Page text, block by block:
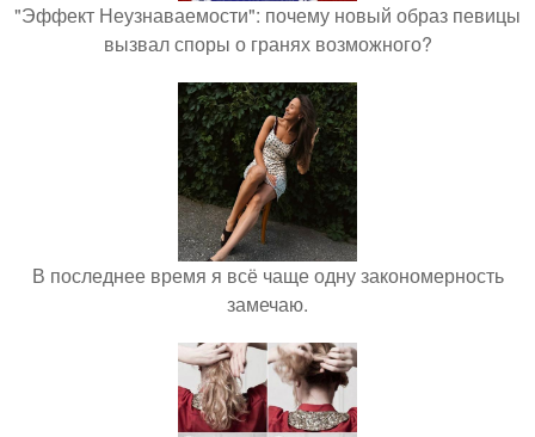
"Эффект Неузнаваемости": почему новый образ певицы
вызвал споры о гранях возможного?
В последнее время я всё чаще одну закономерность
замечаю.